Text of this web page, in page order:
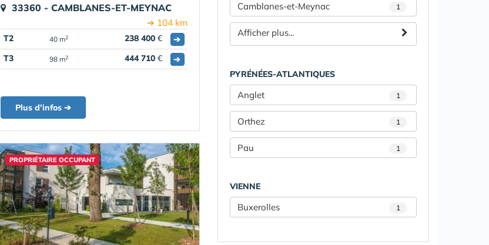
33360 - CAMBLANES-ET-MEYNAC
➔ 104 km
T2 40 m2 238 400 €
➔
T3
98 m2 444 710 € ➔
Plus d'infos ➔
PROPRIÉTAIRE OCCUPANT
Camblanes-et-Meynac 1
Afficher plus...
PYRÉNÉES-ATLANTIQUES
Anglet 1
Orthez 1
Pau 1
VIENNE
Buxerolles 1